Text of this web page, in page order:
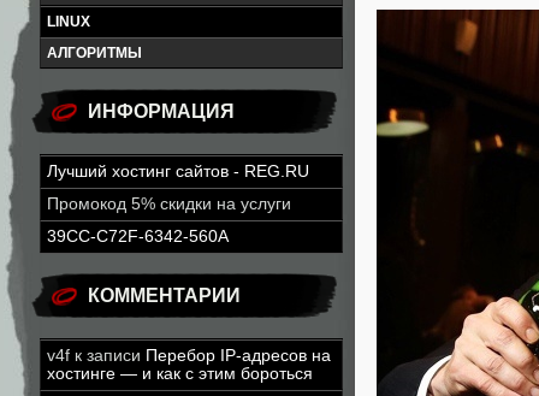
LINUX
АЛГОРИТМЫ
ИНФОРМАЦИЯ
Лучший хостинг сайтов - REG.RU
Промокод 5% скидки на услуги
39CC-C72F-6342-560A
КОММЕНТАРИИ
v4f к записи Перебор IP-адресов на
хостинге — и как с этим бороться